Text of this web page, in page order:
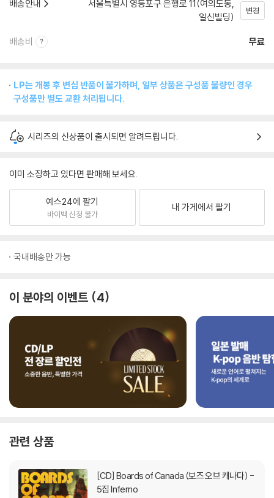
배송안내
서울특별시 영등포구 은행로 11(여의도동,
일신빌딩)
변경
배송비 무료
LP는 개봉 후 변심 반품이 불가하며, 일부 상품은 구성품 불량인 경우
구성품만 별도 교환 처리됩니다.
시리즈의 신상품이 출시되면 알려드립니다.
이미 소장하고 있다면 판매해 보세요.
예스24에 팔기
바이백 신청 불가
내 가게에서 팔기
국내배송만 가능
이 분야의 이벤트 4
관련 상품
[CD]
5집 Inferno